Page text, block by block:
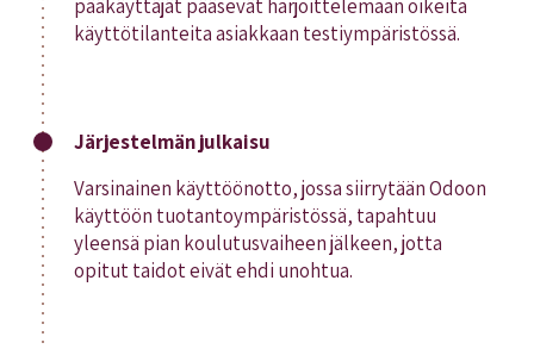
pääkäyttäjät pääsevät harjoittelemaan oikeita
käyttötilanteita asiakkaan testiympäristössä.
Järjestelmän julkaisu
Varsinainen käyttöönotto, jossa siirrytään Odoon
käyttöön tuotantoympäristössä, tapahtuu
yleensä pian koulutusvaiheen jälkeen, jotta
opitut taidot eivät ehdi unohtua.